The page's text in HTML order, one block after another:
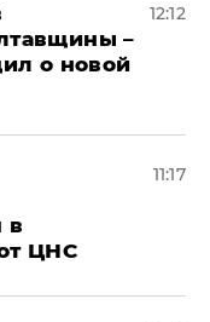
–
о новой
12:12
в
ЦНС
11:17